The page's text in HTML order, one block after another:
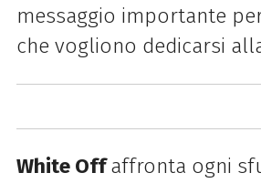
messaggio importante
che vogliono dedicarsi
White Offaffronta ogni